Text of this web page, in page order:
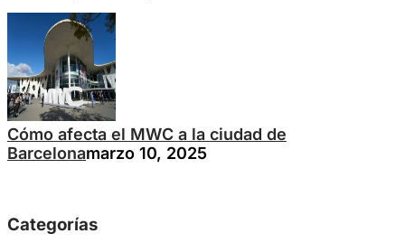
Cómo afecta el MWC a la ciudad de
Barcelonamarzo 10, 2025
Categorías